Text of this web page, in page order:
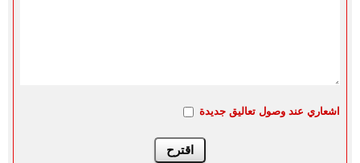
اشعاري عند وصول تعاليق جديدة